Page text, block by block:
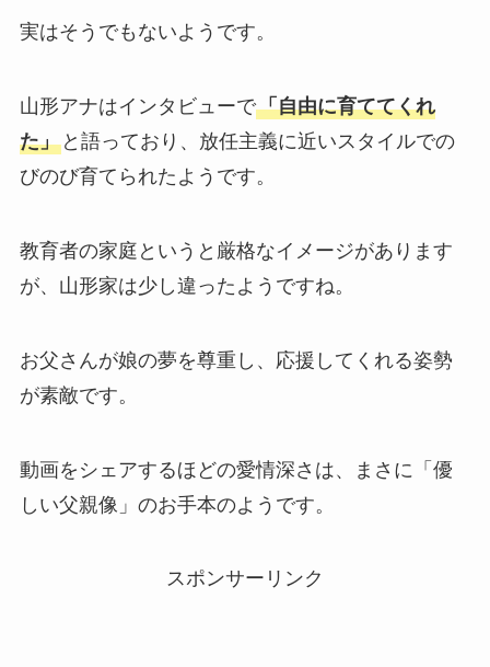
実はそうでもないようです。
山形アナはインタビューで「自由に育ててくれ
た」と語っており、放任主義に近いスタイルでの
びのび育てられたようです。
教育者の家庭というと厳格なイメージがあります
が、山形家は少し違ったようですね。
お父さんが娘の夢を尊重し、応援してくれる姿勢
が素敵です。
動画をシェアするほどの愛情深さは、まさに「優
しい父親像」のお手本のようです。
スポンサーリンク